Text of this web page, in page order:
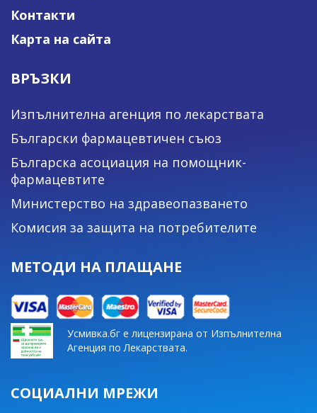
Контакти
Карта на сайта
ВРЪЗКИ
Изпълнителна агенция по лекарствата
Български фармацевтичен съюз
Българска асоциация на помощник-
фармацевтите
Министерство на здравеопазването
Комисия за защита на потребителите
МЕТОДИ НА ПЛАЩАНЕ
Усмивка.бг е лицензирана от Изпълнителна
Агенция по Лекарствата.
СОЦИАЛНИ МРЕЖИ